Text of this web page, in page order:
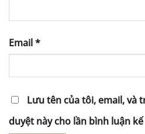
Email*
Lưu tên của tôi, email, và
duyệt này cho lần bình luận